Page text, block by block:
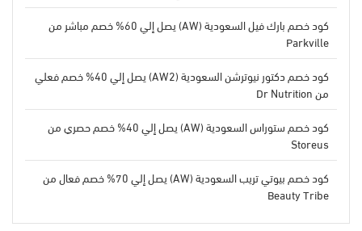
كود خصم بارك فيل السعودية (AW) يصل إلي 60% خصم مباشر من
Parkville
كود خصم دكتور نيوترشن السعودية (AW2) يصل إلي 40% خصم فعلي
من Dr Nutrition
كود خصم ستوراس السعودية (AW) يصل إلي 40% خصم حصري من
Storeus
كود خصم بيوتي تريب السعودية (AW) يصل إلي 70% خصم فعال من
Beauty Tribe